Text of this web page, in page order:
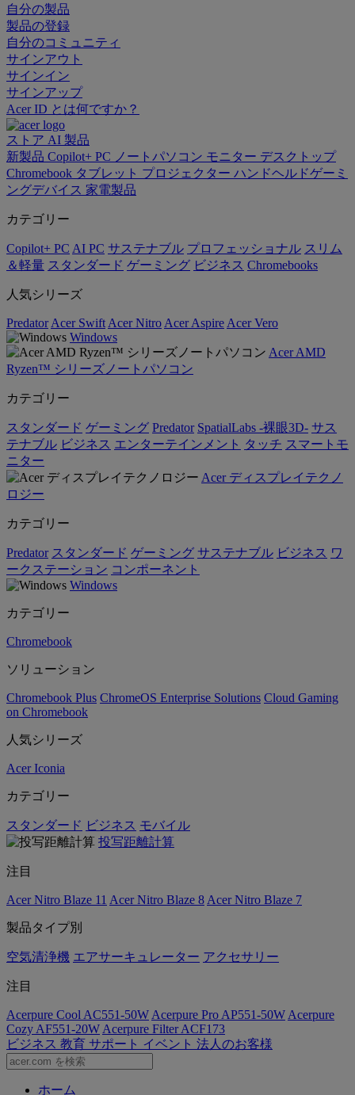
自分の製品
製品の登録
自分のコミュニティ
サインアウト
サインイン
サインアップ
Acer ID とは何ですか？
ストア AI 製品
新製品 Copilot+ PC ノートパソコン モニター デスクトップ
Chromebook タブレット プロジェクター ハンドヘルドゲーミ
ングデバイス 家電製品
カテゴリー
Copilot+ PC AI PC サステナブル プロフェッショナル スリム
＆軽量 スタンダード ゲーミング ビジネス Chromebooks
人気シリーズ
Predator Acer Swift Acer Nitro Acer Aspire Acer Vero
Windows
Acer AMD
Ryzen™ シリーズノートパソコン
カテゴリー
スタンダード ゲーミング Predator SpatialLabs -裸眼3D- サス
テナブル ビジネス エンターテインメント タッチ スマートモ
ニター
Acer ディスプレイテクノ
ロジー
カテゴリー
Predator スタンダード ゲーミング サステナブル ビジネス ワ
ークステーション コンポーネント
Windows
カテゴリー
Chromebook
ソリューション
Chromebook Plus ChromeOS Enterprise Solutions Cloud Gaming
on Chromebook
人気シリーズ
Acer Iconia
カテゴリー
スタンダード ビジネス モバイル
投写距離計算
注目
Acer Nitro Blaze 11 Acer Nitro Blaze 8 Acer Nitro Blaze 7
製品タイプ別
空気清浄機 エアサーキュレーター アクセサリー
注目
Acerpure Cool AC551-50W Acerpure Pro AP551-50W Acerpure
Cozy AF551-20W Acerpure Filter ACF173
ビジネス 教育 サポート イベント 法人のお客様
ホーム